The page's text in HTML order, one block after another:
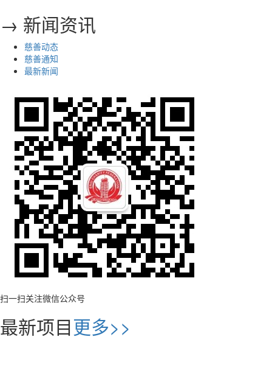
→ 新闻资讯
慈善动态
慈善通知
最新新闻
扫一扫关注微信公众号
最新项目更多>>